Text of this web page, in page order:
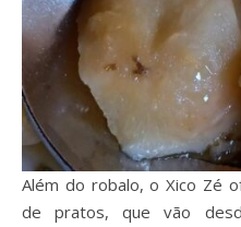
Além do robalo, o Xico Zé
de pratos, que vão